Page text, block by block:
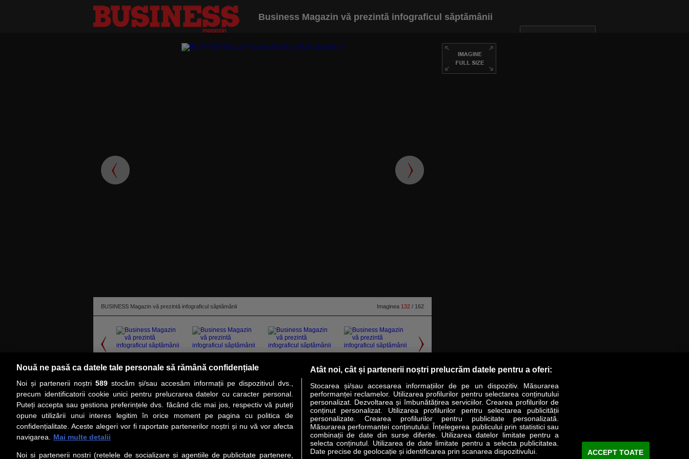
Business Magazin vă prezintă infograficul săptămânii
BUSINESS Magazin vă prezintă infograficul săptămânii Imaginea 132 / 162
citeşte toată ştirea
PRIMA PAGINĂ COVER STORY LIDERI ANALIZE HI-TECH MEET THE CEO LIFESTYLE SPECIAL OPINII
Social Servicii Revista Business Magazin
Nouă ne pasă ca datele tale personale să rămână confidențiale
Noi și partenerii noștri 589stocăm și/sau accesăm informații pe dispozitivul dvs.,
precum identificatorii cookie unici pentru prelucrarea datelor cu caracter personal.
Puteți accepta sau gestiona preferințele dvs. făcând clic mai jos, respectiv vă puteți
opune utilizării unui interes legitim în orice moment pe pagina cu politica de
confidențialitate. Aceste alegeri vor fi raportate partenerilor noștri și nu vă vor afecta
navigarea.
Mai multe detalii
Noi si partenerii nostri (retelele de socializare si agentiile de publicitate partenere,
Atât noi, cât și partenerii noștri prelucrăm datele pentru a oferi:
Stocarea și/sau accesarea informațiilor de pe un dispozitiv. Măsurarea
performanței reclamelor. Utilizarea profilurilor pentru selectarea conținutului
personalizat. Dezvoltarea și îmbunătățirea serviciilor. Crearea profilurilor de
conținut personalizat. Utilizarea profilurilor pentru selectarea publicității
personalizate. Crearea profilurilor pentru publicitate personalizată.
Măsurarea performanței conținutului. Înțelegerea publicului prin statistici sau
combinații de date din surse diferite. Utilizarea datelor limitate pentru a
selecta conținutul. Utilizarea de date limitate pentru a selecta publicitatea.
Date precise de geolocație și identificarea prin scanarea dispozitivului.
ACCEPT TOATE